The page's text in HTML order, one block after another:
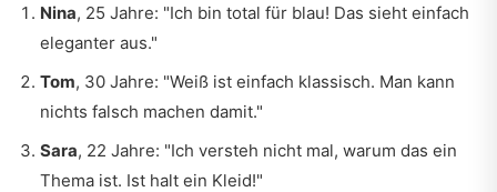
Nina, 25 Jahre: "Ich bin total für blau! Das sieht einfach
eleganter aus."
Tom, 30 Jahre: "Weiß ist einfach klassisch. Man kann
nichts falsch machen damit."
Sara, 22 Jahre: "Ich versteh nicht mal, warum das ein
Thema ist. Ist halt ein Kleid!"